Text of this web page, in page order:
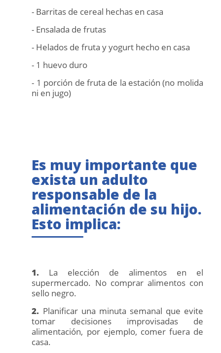
- Barritas de cereal hechas en casa
- Ensalada de frutas
- Helados de fruta y yogurt hecho en casa
- 1 huevo duro
- 1 porción de fruta de la estación (no molida
ni en jugo)
Es muy importante que
exista un adulto
responsable de la
alimentación de su hijo.
Esto implica:
1. La elección de alimentos en el
supermercado. No comprar alimentos con
sello negro.
2. Planificar una minuta semanal que evite
tomar decisiones improvisadas de
alimentación, por ejemplo, comer fuera de
casa.